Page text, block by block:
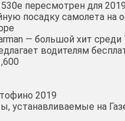
пересмотрен для
посадку самолета на
— большой хит
водителям
2019
устанавливаемые на